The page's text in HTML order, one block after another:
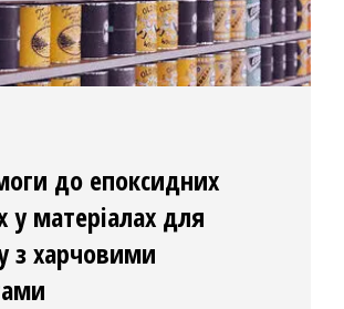
до епоксидних
у матеріалах для
з харчовими